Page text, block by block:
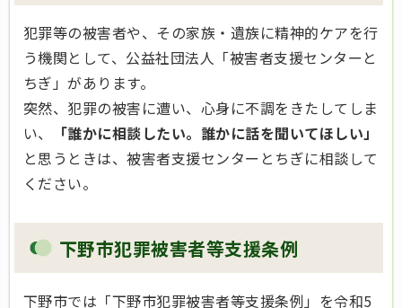
犯罪等の被害者や、その家族・遺族に精神的ケアを行
う機関として、公益社団法人「被害者支援センターと
ちぎ」があります。
突然、犯罪の被害に遭い、心身に不調をきたしてしま
い、
「誰かに相談したい。誰かに話を聞いてほしい」
と思うときは、被害者支援センターとちぎに相談して
ください。
下野市犯罪被害者等支援条例
下野市では「下野市犯罪被害者等支援条例」を令和5